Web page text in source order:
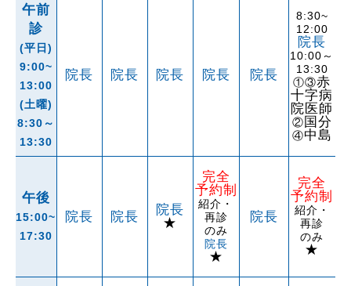
午前
診
(平日)
9:00~
13:00
(土曜)
8:30～
13:30
院長 院長 院長 院長 院長
8:30~
12:00
院長
10:00～
13:30
①③赤
十字病
院医師
②国分
④中島
午後
15:00~
17:30
院長 院長
院長
★
完全
予約制
紹介・
再診
のみ
院長
★
院長
完全
予約制
紹介・
再診
のみ
★